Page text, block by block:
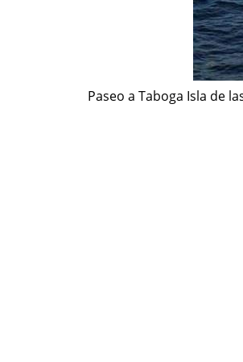
Paseo a Taboga Isla de